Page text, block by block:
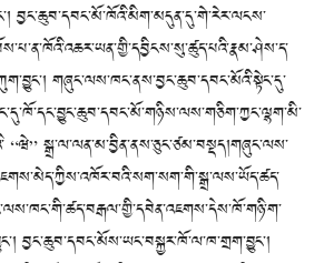
བྱང་ཆུབ་དབང་མོ་ཁོའི་མིག་མདུན་དུ་གེ་རེར་ལངས་
གཞུང་ལས་ཁང་ནས་བྱང་ཆུབ་དབང་མོའི་སྟེང་དུ་
“ཝེ” སྒྲ་ལ་ལན་མ་བྱིན་ནས་ཅུང་ཙམ་བསྡད།གཞུང་ལས་
བྱང་ཆུབ་དབང་མོས་ཡང་བསྐྱར་ཁོ་ལ་ཁ་གྲག་བྱུང་།